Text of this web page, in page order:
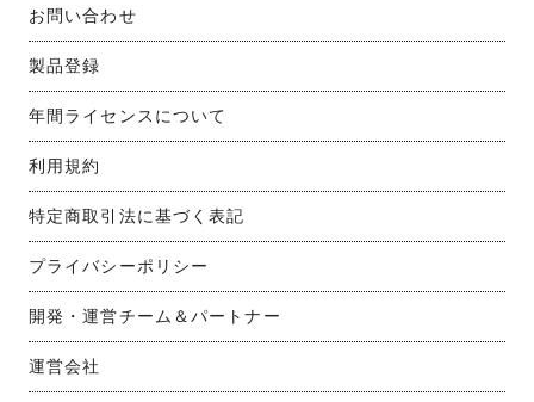
お問い合わせ
製品登録
年間ライセンスについて
利用規約
特定商取引法に基づく表記
プライバシーポリシー
開発・運営チーム＆パートナー
運営会社